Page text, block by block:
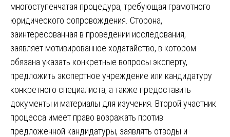
многоступенчатая процедура, требующая грамотного
юридического сопровождения. Сторона,
заинтересованная в проведении исследования,
заявляет мотивированное ходатайство, в котором
обязана указать конкретные вопросы эксперту,
предложить экспертное учреждение или кандидатуру
конкретного специалиста, а также предоставить
документы и материалы для изучения. Второй участник
процесса имеет право возражать против
предложенной кандидатуры, заявлять отводы и